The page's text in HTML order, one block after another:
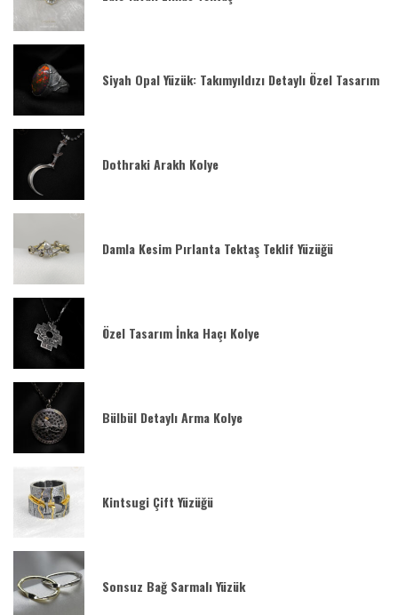
Siyah Opal Yüzük: Takımyıldızı Detaylı Özel Tasarım
Dothraki Arakh Kolye
Damla Kesim Pırlanta Tektaş Teklif Yüzüğü
Özel Tasarım İnka Haçı Kolye
Bülbül Detaylı Arma Kolye
Kintsugi Çift Yüzüğü
Sonsuz Bağ Sarmalı Yüzük